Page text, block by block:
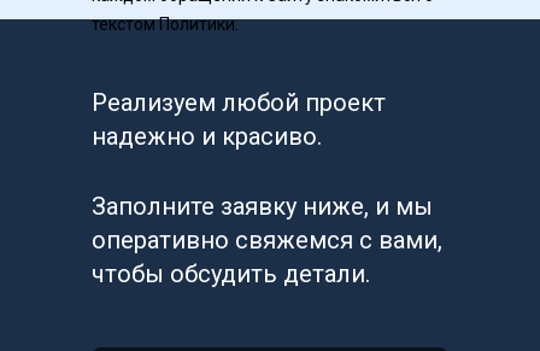
текстом Политики.
Заполните заявку ниже, и мы
оперативно свяжемся с вами,
чтобы обсудить детали.
Реализуем любой проект
надежно и красиво.